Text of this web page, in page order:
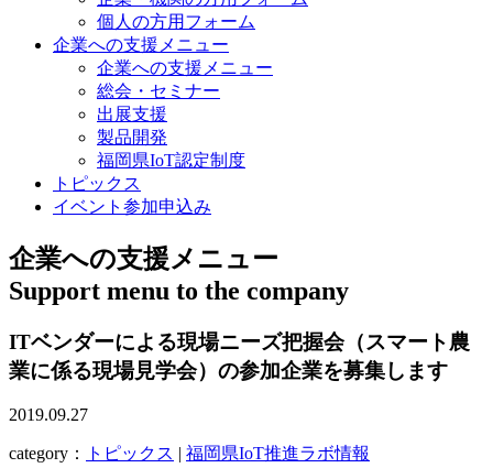
個人の方用フォーム
企業への支援メニュー
企業への支援メニュー
総会・セミナー
出展支援
製品開発
福岡県IoT認定制度
トピックス
イベント参加申込み
企業への支援メニュー
Support menu to the company
ITベンダーによる現場ニーズ把握会（スマート農
業に係る現場見学会）の参加企業を募集します
2019.09.27
category： トピックス | 福岡県IoT推進ラボ情報